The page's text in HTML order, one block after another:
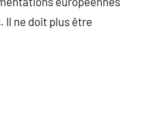
Il ne doit plus être